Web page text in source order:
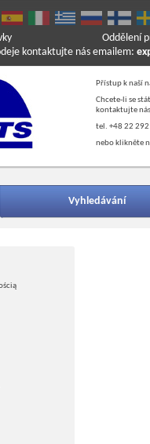
kontaktujte nás emailem:
Oddělení
Přístup k naší
Chcete-li se
kontaktujte
tel. +48 22
nebo klikněte
Vyhledávání